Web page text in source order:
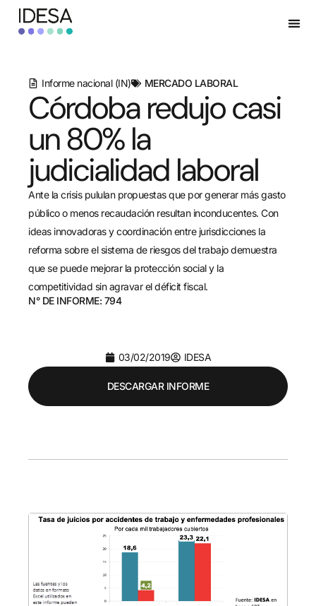
Informe nacional (IN) MERCADO LABORAL
Córdoba redujo casi
un 80% la
judicialidad laboral
Ante la crisis pululan propuestas que por generar más gasto
público o menos recaudación resultan inconducentes. Con
ideas innovadoras y coordinación entre jurisdicciones la
reforma sobre el sistema de riesgos del trabajo demuestra
que se puede mejorar la protección social y la
competitividad sin agravar el déficit fiscal.
N° DE INFORME: 794
03/02/2019 IDESA
DESCARGAR INFORME